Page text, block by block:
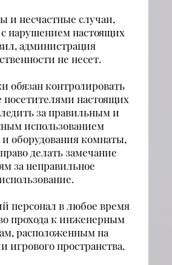
и несчастные случаи,
нарушением настоящих
администрация
не несет.
обязан контролировать
посетителями настоящих
за правильным и
использованием
оборудования комнаты,
делать замечание
за неправильное
персонал в любое время
прохода к инженерным
расположенным на
игрового пространства.